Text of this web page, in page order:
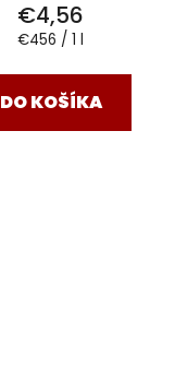
€4,56
Jednotková
€456 / 1 l
DO KOŠÍKA